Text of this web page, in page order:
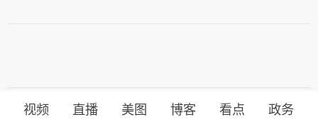
视频 直播 美图 博客 看点
政务